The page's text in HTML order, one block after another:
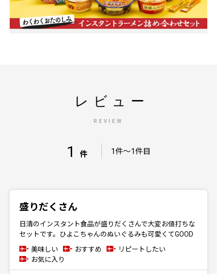
レビュー
REVIEW
1 件 1件～1件目
盛りだくさん
日清のインスタント食品が盛りだくさんで大変お値打ちな
セットです。ひよこちゃんのぬいぐるみも可愛くてGOOD
美味しい
おすすめ
リピートしたい
お気に入り